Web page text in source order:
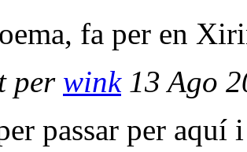
fa per en
per wink13 Ago
passar per